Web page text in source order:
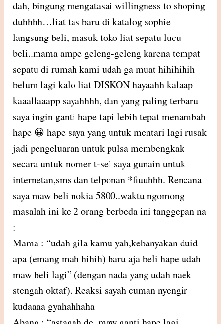
dah, bingung mengatasai willingness to shoping
duhhhh…liat tas baru di katalog sophie
langsung beli, masuk toko liat sepatu lucu
beli..mama ampe geleng-geleng karena tempat
sepatu di rumah kami udah ga muat hihihihih
belum lagi kalo liat DISKON hayaahh kalaap
kaaallaaapp sayahhhh, dan yang paling terbaru
saya ingin ganti hape tapi lebih tepat menambah
hape 😀 hape saya yang untuk mentari lagi rusak
jadi pengeluaran untuk pulsa membengkak
secara untuk nomer t-sel saya gunain untuk
internetan,sms dan telponan *fiuuhhh. Rencana
saya maw beli nokia 5800..waktu ngomong
masalah ini ke 2 orang berbeda ini tanggepan na
:
Mama : “udah gila kamu yah,kebanyakan duid
apa (emang mah hihih) baru aja beli hape udah
maw beli lagi” (dengan nada yang udah naek
stengah oktaf). Reaksi sayah cuman nyengir
kudaaaa gyahahhaha